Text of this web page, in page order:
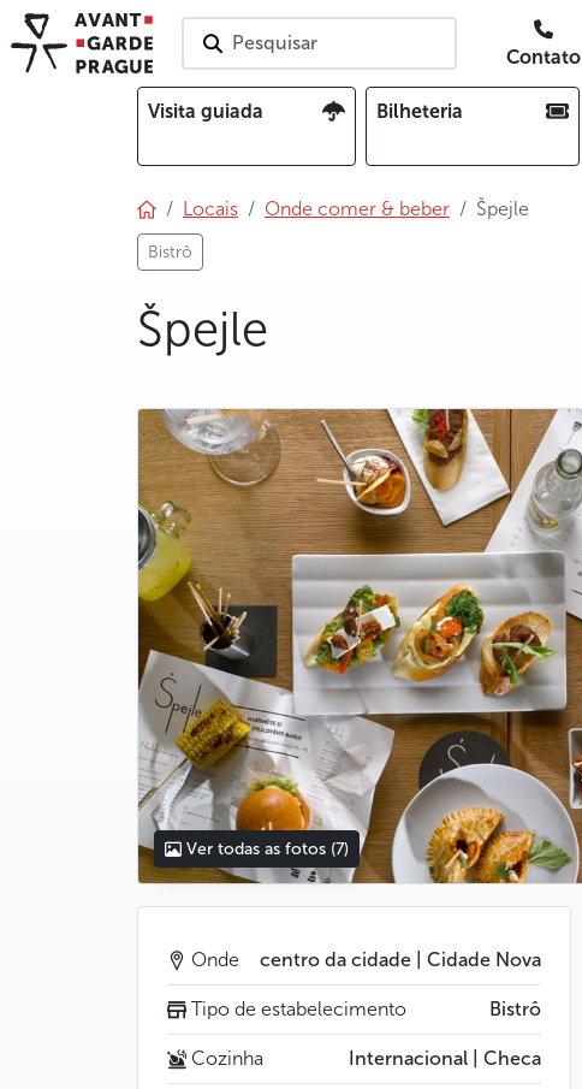
Pesquisar
Contato
Visita guiada Bilheteria
Locais Onde comer & beber Špejle
Bistrô
Špejle
photo 5
photo 6
photo 7
Ver todas as fotos (7)
Onde centro da cidade | Cidade Nova
Tipo de estabelecimento Bistrô
Cozinha Internacional | Checa